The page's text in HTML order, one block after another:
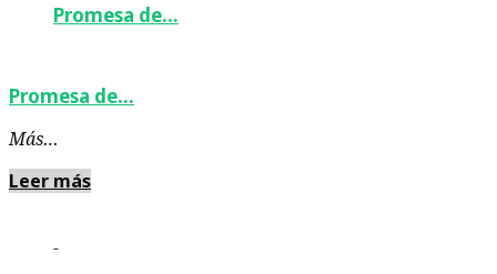
Promesa de…
Promesa de…
Más…
Leer más
-